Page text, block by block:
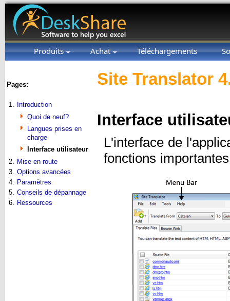
Produits Achat Téléchargements
Pages:
1.
Introduction
Quoi de neuf?
Langues prises en
charge
Interface utilisateur
2. Mise en route
3. Options avancées
4. Paramètres
5. Conseils de dépannage
6. Ressources
Site Translator
Interface
L'interface de
fonctions